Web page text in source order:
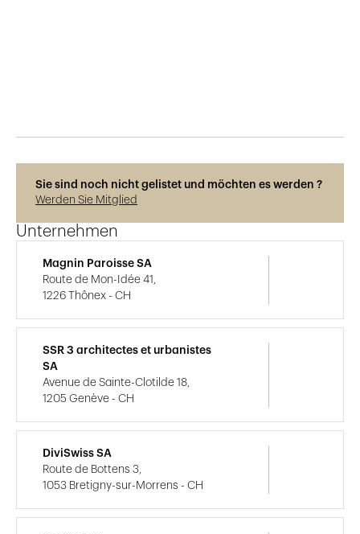
Sie sind noch nicht gelistet und möchten es werden ?
Werden Sie Mitglied
Unternehmen
Magnin Paroisse SA
Route de Mon-Idée 41,
1226 Thônex - CH
SSR 3 architectes et urbanistes
SA
Avenue de Sainte-Clotilde 18,
1205 Genève - CH
DiviSwiss SA
Route de Bottens 3,
1053 Bretigny-sur-Morrens - CH